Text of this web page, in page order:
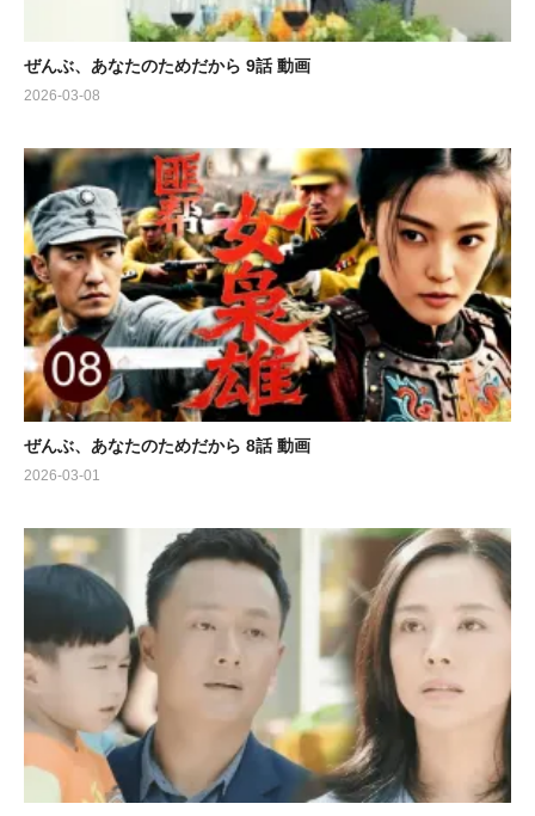
ぜんぶ、あなたのためだから 9話 動画
2026-03-08
ぜんぶ、あなたのためだから 8話 動画
2026-03-01